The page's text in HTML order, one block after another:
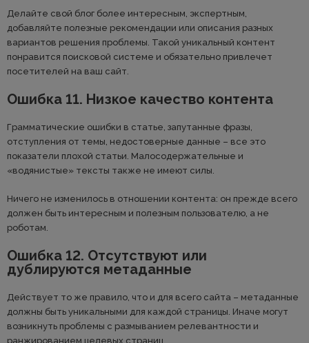
Делайте свой блог более интересным, экспертным,
добавляйте полезные рекомендации или описания разных
вариантов решения проблемы. Такой уникальный контент
понравится поисковой системе и обязательно привлечет
посетителей на ваш сайт.
Ошибка 11. Низкое качество контента
Грамматические ошибки в статье, запутанные фразы,
отступления от темы, недостоверные данные – все это
показатели плохой статьи. Малосодержательные и
«водянистые» тексты также не имеют силы.
Ничего не изменилось в отношении контента: он прежде всего
должен быть интересным и полезным пользователю, а не
роботам.
Ошибка 12. Отсутствуют или
дублируются метаданные
Действует то же правило, что и для всего сайта – метаданные
должны быть уникальными для каждой страницы. Иначе могут
возникнуть проблемы с размыванием релевантности и
ранжированием целевых страниц.